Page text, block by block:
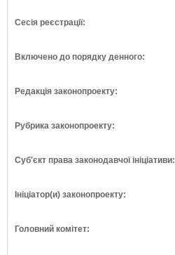
Сесія реєстрації:
Включено до порядку денного:
Редакція законопроекту:
Рубрика законопроекту:
Суб'єкт права законодавчої ініціативи:
Ініціатор(и) законопроекту:
Головний комітет: